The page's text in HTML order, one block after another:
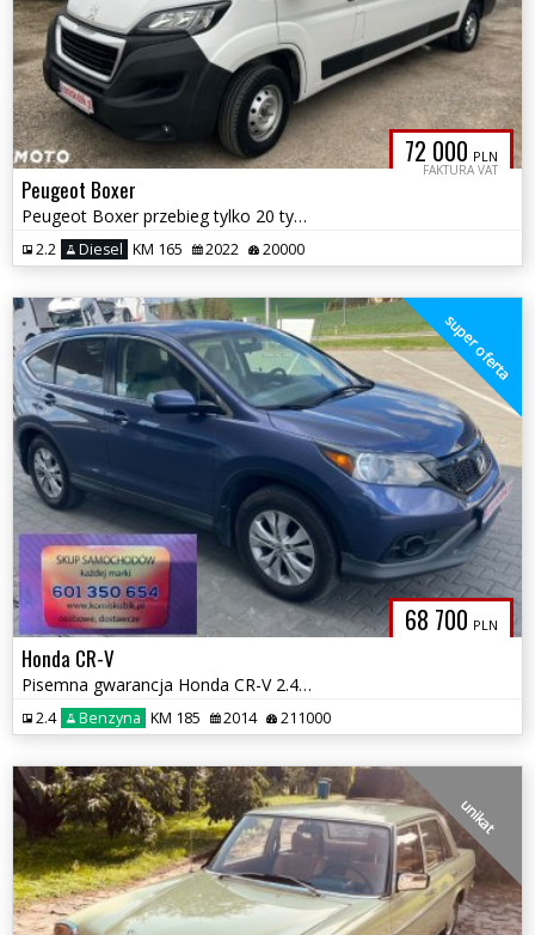
72 000 PLN
FAKTURA VAT
Peugeot Boxer
Peugeot Boxer przebieg tylko 20 tys kilometrów
2.2 Diesel KM 165 2022 20000
68 700 PLN
super oferta
Honda CR-V
Pisemna gwarancja Honda CR-V 2.4 benzyna 4×4
2.4 Benzyna KM 185 2014 211000
unikat